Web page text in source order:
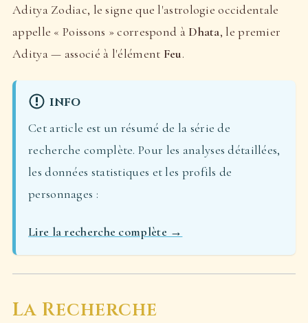
Aditya Zodiac, le signe que l'astrologie occidentale
appelle « Poissons » correspond à Dhata, le premier
Aditya — associé à l'élément Feu.
INFO
Cet article est un résumé de la série de
recherche complète. Pour les analyses détaillées,
les données statistiques et les profils de
personnages :
Lire la recherche complète →
La Recherche